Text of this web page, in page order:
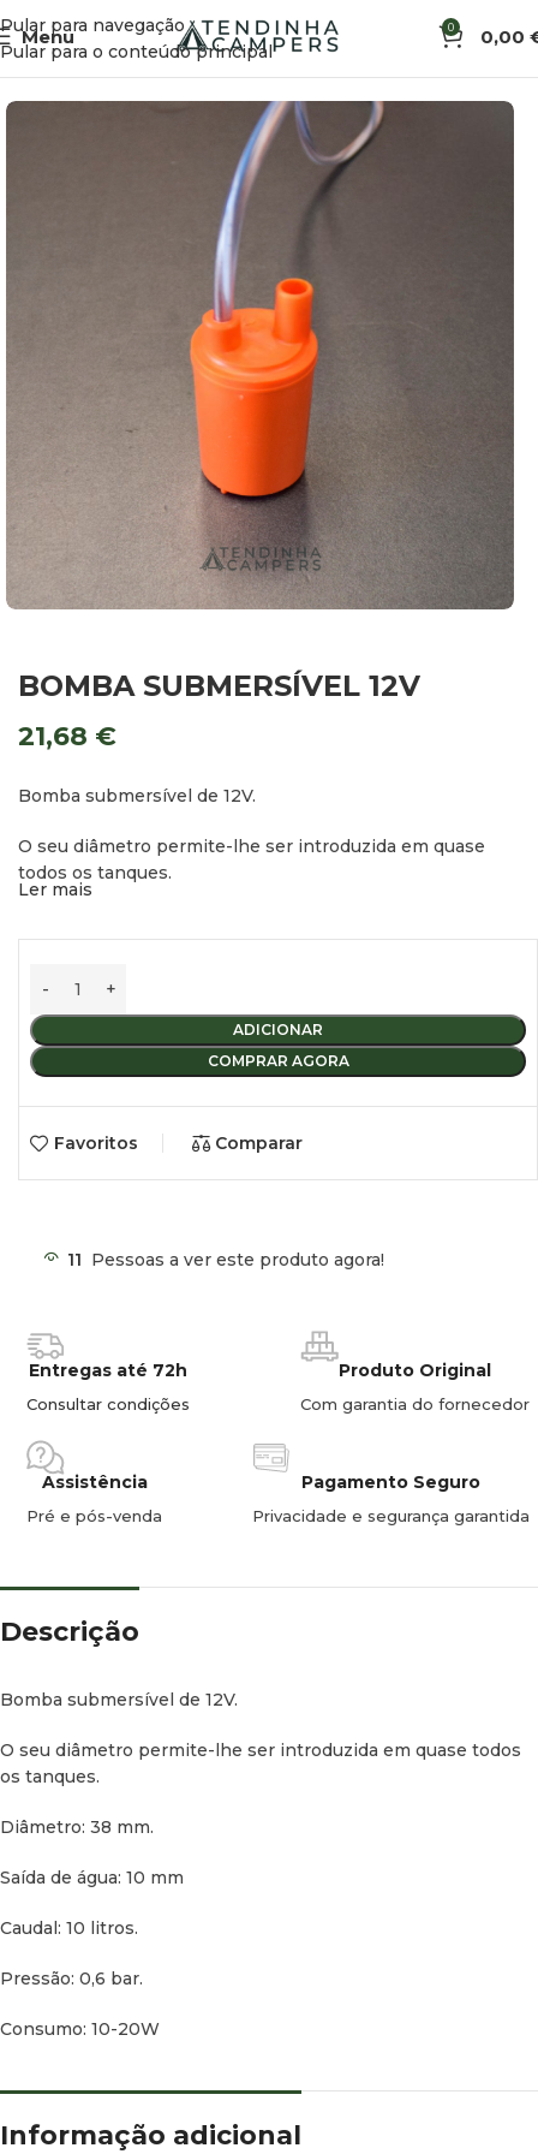
Pular para navegação
Pular para o conteúdo principal
Menu 0 0,00
Início Água Bombas
BOMBA SUBMERSÍVEL 12V
21,68 €
Bomba submersível de 12V.
O seu diâmetro permite-lhe ser introduzida em quase
todos os tanques.
Caudal: 10 litros.
Pressão: 0,6 bar.
Ler mais
ADICIONAR
COMPRAR AGORA
Favoritos Comparar
11 Pessoas a ver este produto agora!
Entregas até 72h
Consultar condições
Produto Original
Com garantia do fornecedor
Assistência
Pré e pós-venda
Pagamento Seguro
Privacidade e segurança garantida
Descrição
Bomba submersível de 12V.
O seu diâmetro permite-lhe ser introduzida em quase todos
os tanques.
Diâmetro: 38 mm.
Saída de água: 10 mm
Caudal: 10 litros.
Pressão: 0,6 bar.
Consumo: 10-20W
Informação adicional